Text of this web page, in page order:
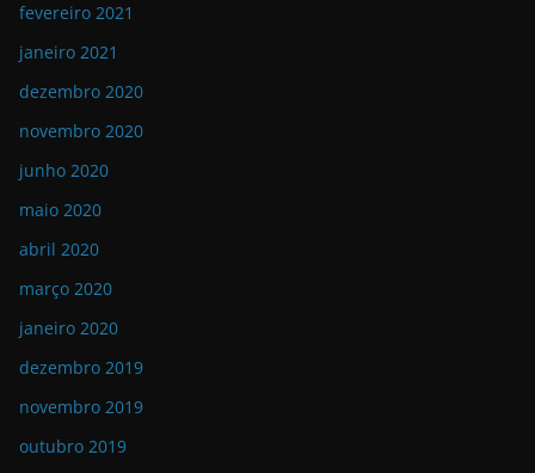
fevereiro 2021
janeiro 2021
dezembro 2020
novembro 2020
junho 2020
maio 2020
abril 2020
março 2020
janeiro 2020
dezembro 2019
novembro 2019
outubro 2019